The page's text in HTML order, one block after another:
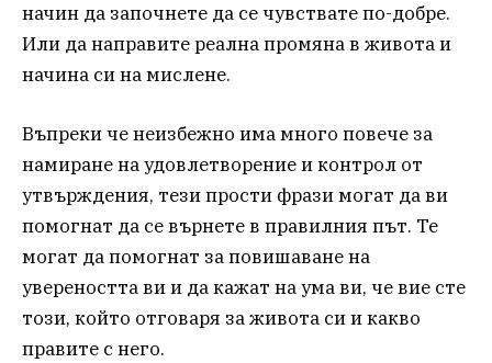
начин да започнете да се чувствате по-добре.
Или да направите реална промяна в живота и
начина си на мислене.
Въпреки че неизбежно има много повече за
намиране на удовлетворение и контрол от
утвърждения, тези прости фрази могат да ви
помогнат да се върнете в правилния път. Те
могат да помогнат за повишаване на
увереността ви и да кажат на ума ви, че вие сте
този, който отговаря за живота си и какво
правите с него.